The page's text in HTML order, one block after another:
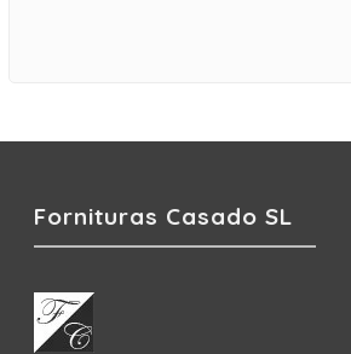
Fornituras Casado SL